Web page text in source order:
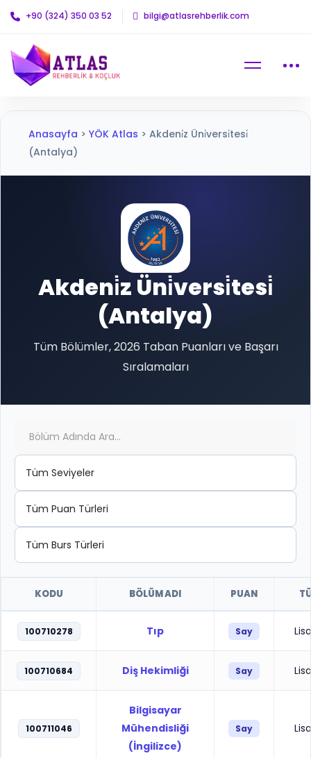
+90 (324) 350 03 52 bilgi@atlasrehberlik.com
Anasayfa > YÖK Atlas > Akdeni̇z Üni̇versi̇tesi̇
(Antalya)
Akdeni̇z Üni̇versi̇tesi̇
(Antalya)
Tüm Bölümler, 2026 Taban Puanları ve Başarı
Sıralamaları
KODU BÖLÜM ADI PUAN
100710278 Tıp Say
100710684 Diş Hekimliği Say
100711046
Bilgisayar
Mühendisliği
(İngilizce)
Say